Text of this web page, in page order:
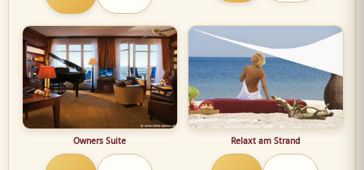
Owners Suite Relaxt am Strand